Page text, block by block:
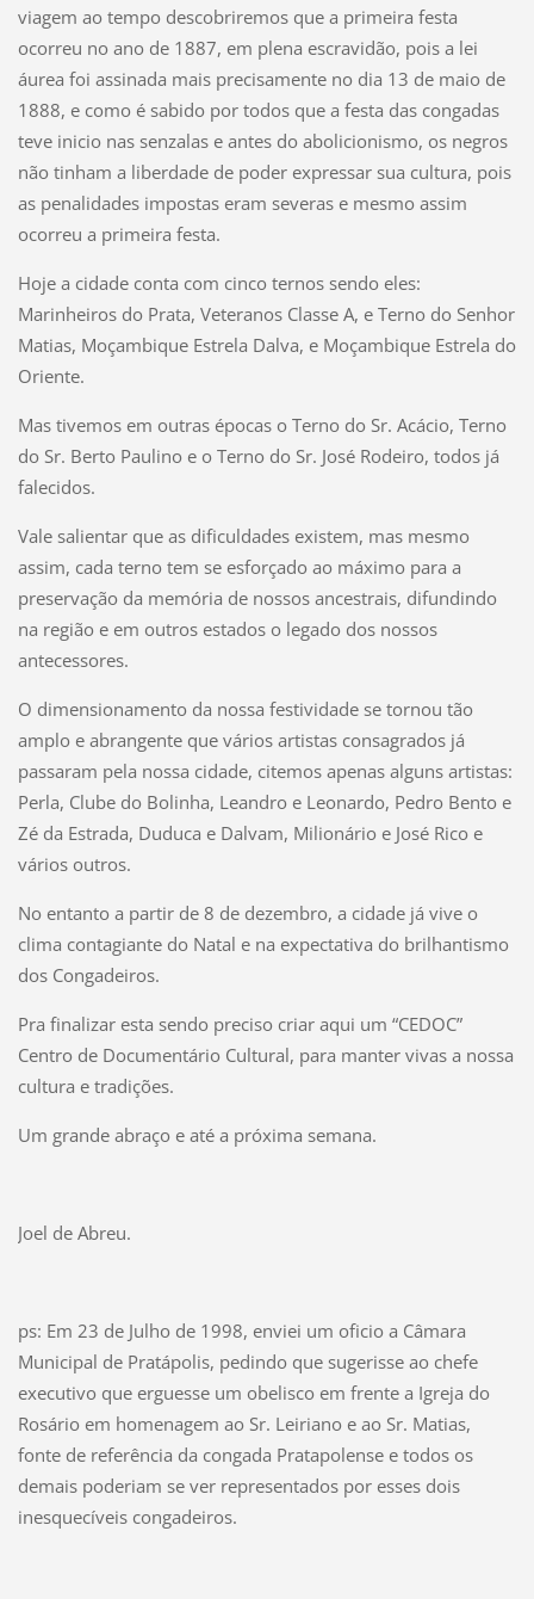
viagem ao tempo descobriremos que a primeira festa
ocorreu no ano de 1887, em plena escravidão, pois a lei
áurea foi assinada mais precisamente no dia 13 de maio de
1888, e como é sabido por todos que a festa das congadas
teve inicio nas senzalas e antes do abolicionismo, os negros
não tinham a liberdade de poder expressar sua cultura, pois
as penalidades impostas eram severas e mesmo assim
ocorreu a primeira festa.
Hoje a cidade conta com cinco ternos sendo eles:
Marinheiros do Prata, Veteranos Classe A, e Terno do Senhor
Matias, Moçambique Estrela Dalva, e Moçambique Estrela do
Oriente.
Mas tivemos em outras épocas o Terno do Sr. Acácio, Terno
do Sr. Berto Paulino e o Terno do Sr. José Rodeiro, todos já
falecidos.
Vale salientar que as dificuldades existem, mas mesmo
assim, cada terno tem se esforçado ao máximo para a
preservação da memória de nossos ancestrais, difundindo
na região e em outros estados o legado dos nossos
antecessores.
O dimensionamento da nossa festividade se tornou tão
amplo e abrangente que vários artistas consagrados já
passaram pela nossa cidade, citemos apenas alguns artistas:
Perla, Clube do Bolinha, Leandro e Leonardo, Pedro Bento e
Zé da Estrada, Duduca e Dalvam, Milionário e José Rico e
vários outros.
No entanto a partir de 8 de dezembro, a cidade já vive o
clima contagiante do Natal e na expectativa do brilhantismo
dos Congadeiros.
Pra finalizar esta sendo preciso criar aqui um “CEDOC”
Centro de Documentário Cultural, para manter vivas a nossa
cultura e tradições.
Um grande abraço e até a próxima semana.
Joel de Abreu.
ps: Em 23 de Julho de 1998, enviei um oficio a Câmara
Municipal de Pratápolis, pedindo que sugerisse ao chefe
executivo que erguesse um obelisco em frente a Igreja do
Rosário em homenagem ao Sr. Leiriano e ao Sr. Matias,
fonte de referência da congada Pratapolense e todos os
demais poderiam se ver representados por esses dois
inesquecíveis congadeiros.